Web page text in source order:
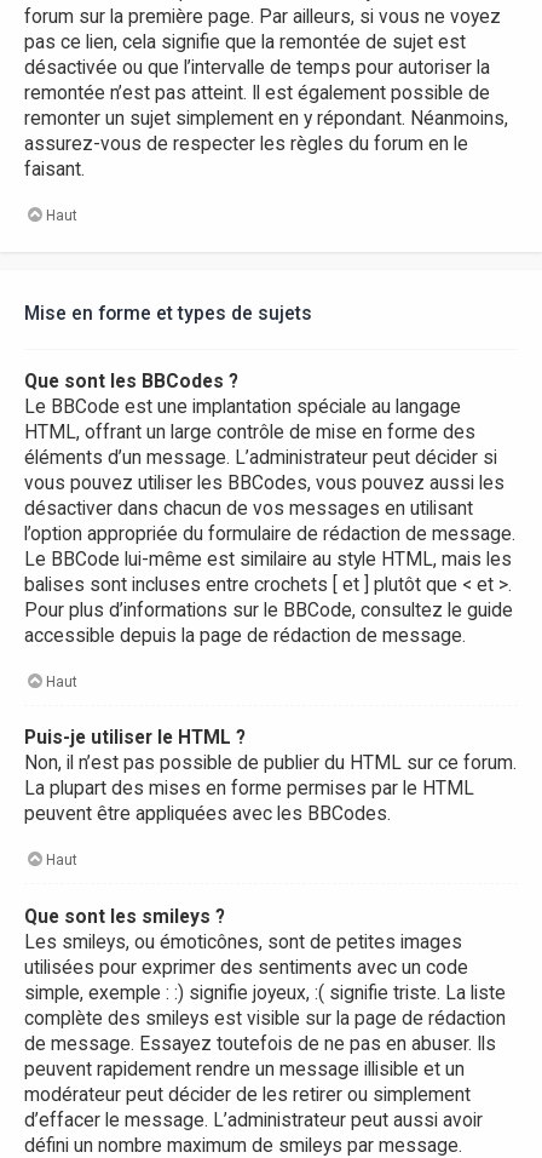
forum sur la première page. Par ailleurs, si vous ne voyez
pas ce lien, cela signifie que la remontée de sujet est
désactivée ou que l’intervalle de temps pour autoriser la
remontée n’est pas atteint. Il est également possible de
remonter un sujet simplement en y répondant. Néanmoins,
assurez-vous de respecter les règles du forum en le
faisant.
Haut
Mise en forme et types de sujets
Que sont les BBCodes ?
Le BBCode est une implantation spéciale au langage
HTML, offrant un large contrôle de mise en forme des
éléments d’un message. L’administrateur peut décider si
vous pouvez utiliser les BBCodes, vous pouvez aussi les
désactiver dans chacun de vos messages en utilisant
l’option appropriée du formulaire de rédaction de message.
Le BBCode lui-même est similaire au style HTML, mais les
balises sont incluses entre crochets [ et ] plutôt que < et >.
Pour plus d’informations sur le BBCode, consultez le guide
accessible depuis la page de rédaction de message.
Haut
Puis-je utiliser le HTML ?
Non, il n’est pas possible de publier du HTML sur ce forum.
La plupart des mises en forme permises par le HTML
peuvent être appliquées avec les BBCodes.
Haut
Que sont les smileys ?
Les smileys, ou émoticônes, sont de petites images
utilisées pour exprimer des sentiments avec un code
simple, exemple : :) signifie joyeux, :( signifie triste. La liste
complète des smileys est visible sur la page de rédaction
de message. Essayez toutefois de ne pas en abuser. Ils
peuvent rapidement rendre un message illisible et un
modérateur peut décider de les retirer ou simplement
d’effacer le message. L’administrateur peut aussi avoir
défini un nombre maximum de smileys par message.